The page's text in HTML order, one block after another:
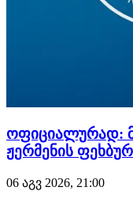
ოფიციალურად:
ჟერმენის
06 აგვ 2026, 21:00